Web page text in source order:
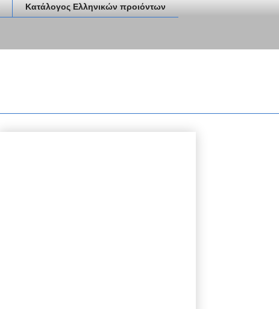
Κατάλογος Ελληνικών προιόντων